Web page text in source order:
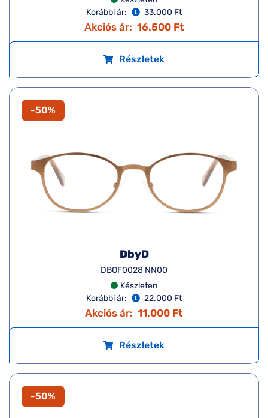
Korábbi ár:
33.000 Ft
Akciós ár: 16.500 Ft
Részletek
-50%
DbyD
DBOF0028 NN00
Készleten
Korábbi ár:
22.000 Ft
Akciós ár: 11.000 Ft
Részletek
-50%